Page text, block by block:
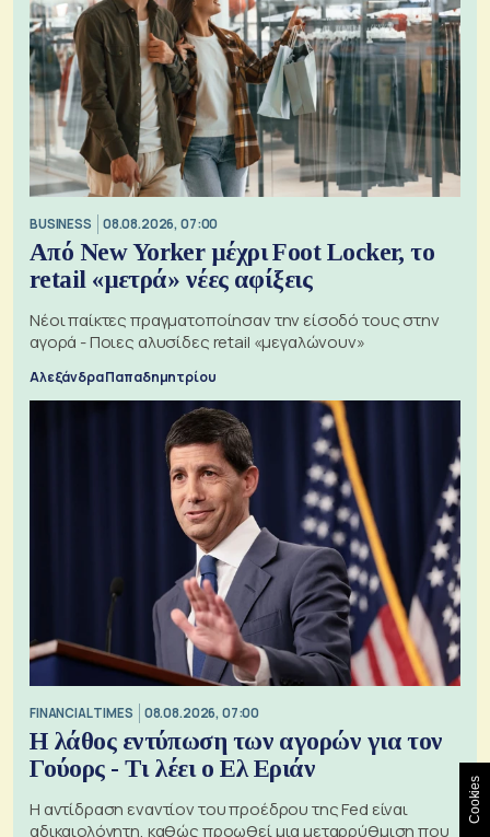
BUSINESS 08.08.2026, 07:00
Από New Yorker μέχρι Foot Locker, το
retail «μετρά» νέες αφίξεις
Νέοι παίκτες πραγματοποίησαν την είσοδό τους στην
αγορά - Ποιες αλυσίδες retail «μεγαλώνουν»
Αλεξάνδρα Παπαδημητρίου
FINANCIAL TIMES 08.08.2026, 07:00
Η λάθος εντύπωση των αγορών για τον
Γούορς - Τι λέει ο Ελ Εριάν
Η αντίδραση εναντίον του προέδρου της Fed είναι
αδικαιολόγητη, καθώς προωθεί μια μεταρρύθμιση που
Cookies